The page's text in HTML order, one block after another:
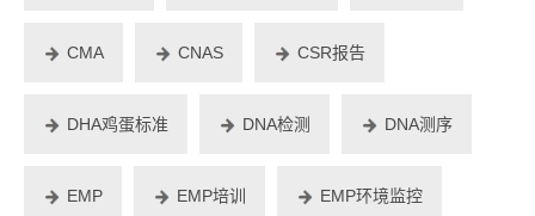
CMA CNAS CSR报告
DHA鸡蛋标准 DNA检测 DNA测序
EMP EMP培训 EMP环境监控